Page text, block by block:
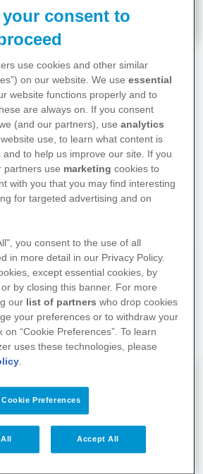
Sie Antworten auf
und
die von der Krankheit
sein können.
1x1 der Erkrankung
Lungenkrebs - Was ist
your consent to
use cookies and other similar
on our website. We useessential
website functions properly and to
are always on. If you consent
(and our partners), useanalytics
use, to learn what content is
to help us improve our site. If you
partners use marketing cookies to
with you that you may find interesting
for targeted advertising and on
you consent to the use of all
in more detail in our Privacy Policy.
except essential cookies, by
by closing this banner. For more
our list of partners who drop cookies
your preferences or to withdraw your
“Cookie Preferences”. To learn
uses these technologies, please
.
Cookie Preferences
Accept All